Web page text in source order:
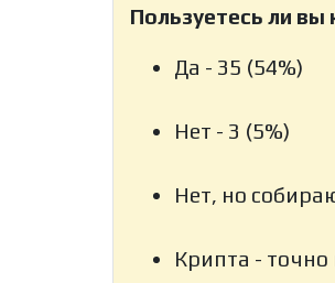
Пользуетесь ли
Да - 35 (54%)
Нет - 3 (5%)
Нет, но
Крипта - точно